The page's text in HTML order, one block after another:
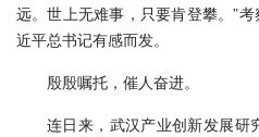
远。世上无难事，只要肯登攀。”
近平总书记有感而发。
殷殷嘱托，催人奋进。
连日来，武汉产业创新发展研